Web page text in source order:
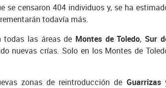
se censaron 404 individuos y, se ha
todavía más.
todas las áreas de Montes de Toledo, Sur
nuevas crías. Solo en los Montes de
zonas de reintroducción de Guarrizas